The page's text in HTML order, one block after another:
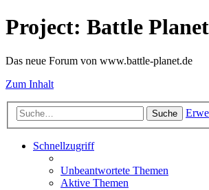
Project: Battle
Das neue Forum von www.battle-planet.de
Zum Inhalt
Suche
Schnellzugriff
Unbeantwortete Themen
Aktive Themen